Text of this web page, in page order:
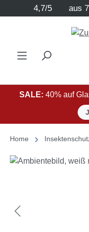
Zum Hauptinhalt
4,7/5 aus
SALE: 40% auf
Home
Bildergalerie